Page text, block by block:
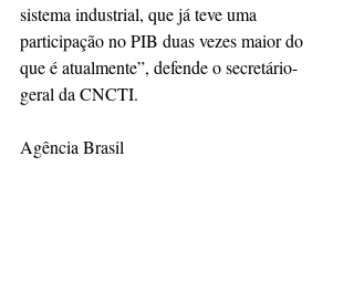
sistema industrial, que já teve uma
participação no PIB duas vezes maior do
que é atualmente”, defende o secretário-
geral da CNCTI.
Agência Brasil